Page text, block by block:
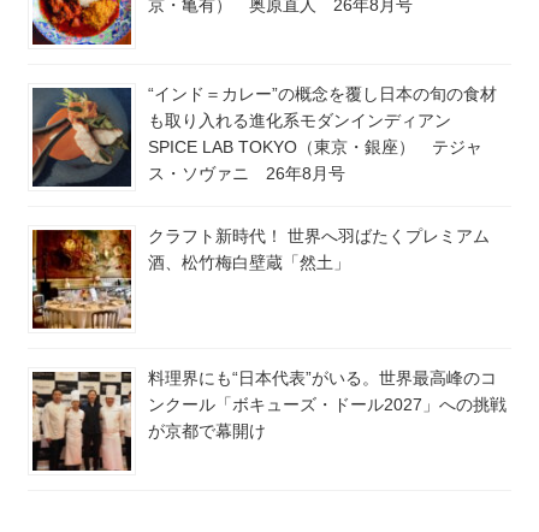
京・亀有） 奥原直人 26年8月号
“インド＝カレー”の概念を覆し日本の旬の食材
も取り入れる進化系モダンインディアン
SPICE LAB TOKYO（東京・銀座） テジャ
ス・ソヴァニ 26年8月号
クラフト新時代！ 世界へ羽ばたくプレミアム
酒、松竹梅白壁蔵「然土」
料理界にも“日本代表”がいる。世界最高峰のコ
ンクール「ボキューズ・ドール2027」への挑戦
が京都で幕開け